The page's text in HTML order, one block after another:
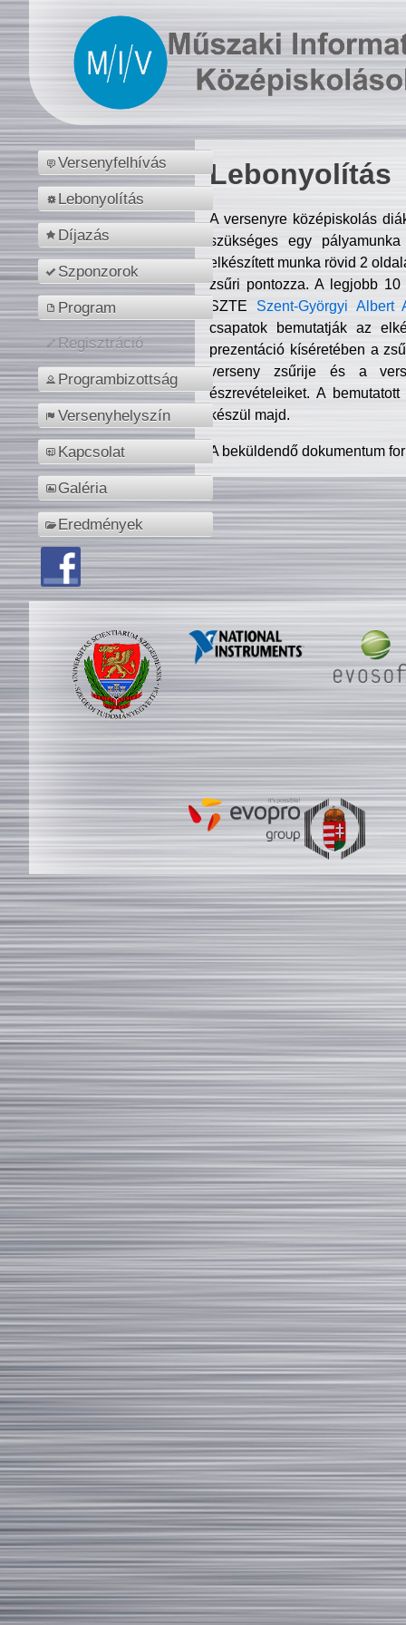
Versenyfelhívás
Lebonyolítás
Díjazás
Szponzorok
Program
Regisztráció
Programbizottság
Versenyhelyszín
Kapcsolat
Galéria
Eredmények
Lebonyolítás
A versenyre középiskolás
szükséges egy
elkészített munka rövid 2
zsűri pontozza. A legjobb
SZTE Szent-Györgyi Albert
csapatok bemutatják az
prezentáció kíséretében a
verseny zsűrije és a
észrevételeiket. A
készül majd.
A beküldendő dokumentum